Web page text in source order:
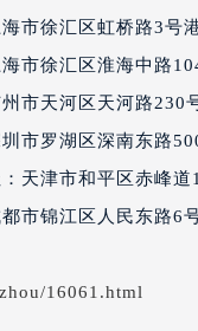
售后服务中心（需提
后服务中心（需提
口百达翡丽售后服
后服务中心（需提前
服务中心（需提前
服务中心（需提前
服务中心（需提前预约
市徐汇区虹桥路3号
市徐汇区淮海中路
市天河区天河路230
市罗湖区深南东路
：天津市和平区赤峰
市锦江区人民东路6
16061.html